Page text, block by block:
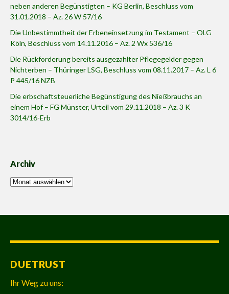
neben anderen Begünstigten – KG Berlin, Beschluss vom
31.01.2018 – Az. 26 W 57/16
Die Unbestimmtheit der Erbeneinsetzung im Testament – OLG
Köln, Beschluss vom 14.11.2016 – Az. 2 Wx 536/16
Die Rückforderung bereits ausgezahlter Pflegegelder gegen
Nichterben – Thüringer LSG, Beschluss vom 08.11.2017 – Az. L 6
P 445/16 NZB
Die erbschaftsteuerliche Begünstigung des Nießbrauchs an
einem Hof – FG Münster, Urteil vom 29.11.2018 – Az. 3 K
3014/16-Erb
Archiv
Archiv
DUETRUST
Ihr Weg zu uns: